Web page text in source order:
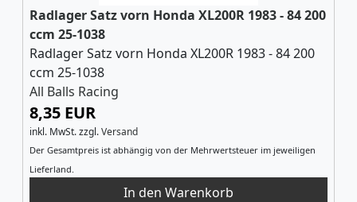
Radlager Satz vorn Honda XL200R 1983 - 84 200
ccm 25-1038
Radlager Satz vorn Honda XL200R 1983 - 84 200
ccm 25-1038
All Balls Racing
8,35 EUR
inkl. MwSt.zzgl.Versand
Der Gesamtpreis ist abhängig von der Mehrwertsteuer im jeweiligen
Lieferland.